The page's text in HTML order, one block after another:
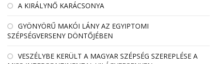
A KIRÁLYNŐ KARÁCSONYA
GYÖNYÖRŰ MAKÓI LÁNY AZ EGYIPTOMI
SZÉPSÉGVERSENY DÖNTŐJÉBEN
VESZÉLYBE KERÜLT A MAGYAR SZÉPSÉG SZEREPLÉSE A